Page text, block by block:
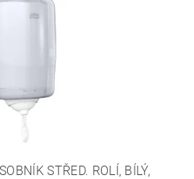
STŘED. ROLÍ, BÍLÝ,